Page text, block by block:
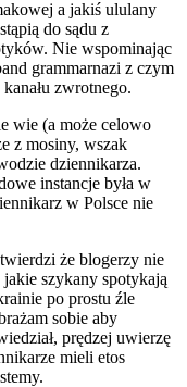
a jakiś ululany
do sądu z
Nie wspominając
grammarnazi z czym
zwrotnego.
wie (a może celowo
z mosiny, wszak
dziennikarza.
instancje była w
w Polsce nie
że blogerzy nie
szykany spotykają
po prostu źle
sobie aby
prędzej uwierzę
mieli etos